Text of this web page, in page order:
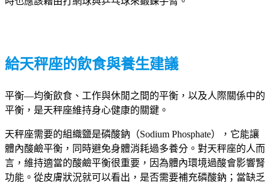
給天秤座的飲食與養生建議
平衡—均衡飲食、工作與休閒之間的平衡，以及人際關係中的
平衡，是天秤座維持身心健康的關鍵。
天秤座需要的組織鹽是磷酸鈉（Sodium Phosphate），它能讓
體內酸鹼平衡，同時避免身體消耗過多養分。對天秤座的人而
言，維持適當的酸鹼平衡很重要，因為體內環境過酸會影響腎
功能。從皮膚狀況就可以看出，是否需要補充磷酸鈉；當缺乏